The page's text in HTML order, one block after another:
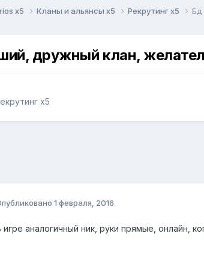
x5 Кланы и альянсы x5 Рекрутинг x5 Бд
дружный клан,
x5
1 февраля, 2016
игре аналогичный ник, руки прямые, онлайн,